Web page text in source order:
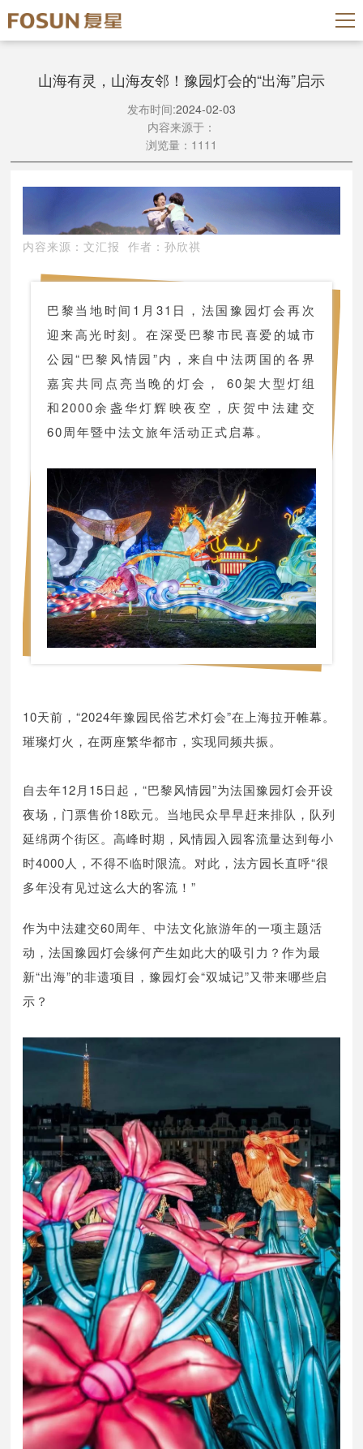
山海有灵，山海友邻！豫园灯会的“出海”启示
发布时间:2024-02-03
内容来源于：
浏览量：1111
内容来源：文汇报 作者：孙欣祺
巴黎当地时间1月31日，法国豫园灯会再次
迎来高光时刻。在深受巴黎市民喜爱的城市
公园“巴黎风情园”内，来自中法两国的各界
嘉宾共同点亮当晚的灯会， 60架大型灯组
和2000余盏华灯辉映夜空，庆贺中法建交
60周年暨中法文旅年活动正式启幕。
10天前，“2024年豫园民俗艺术灯会”在上海拉开帷幕。
璀璨灯火，在两座繁华都市，实现同频共振。
自去年12月15日起，“巴黎风情园”为法国豫园灯会开设
夜场，门票售价18欧元。当地民众早早赶来排队，队列
延绵两个街区。高峰时期，风情园入园客流量达到每小
时4000人，不得不临时限流。对此，法方园长直呼“很
多年没有见过这么大的客流！”
作为中法建交60周年、中法文化旅游年的一项主题活
动，法国豫园灯会缘何产生如此大的吸引力？作为最
新“出海”的非遗项目，豫园灯会“双城记”又带来哪些启
示？